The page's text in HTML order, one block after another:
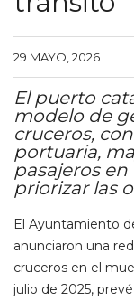
29 MAYO, 2026
El puerto
modelo de
cruceros,
portuaria,
pasajeros
priorizar las
El Ayuntamiento
anunciaron una
cruceros en el
julio de 2025,